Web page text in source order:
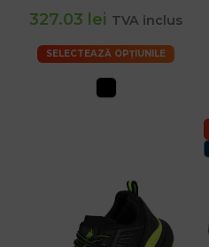
327.03 lei TVA inclus
SELECTEAZĂ OPȚIUNILE